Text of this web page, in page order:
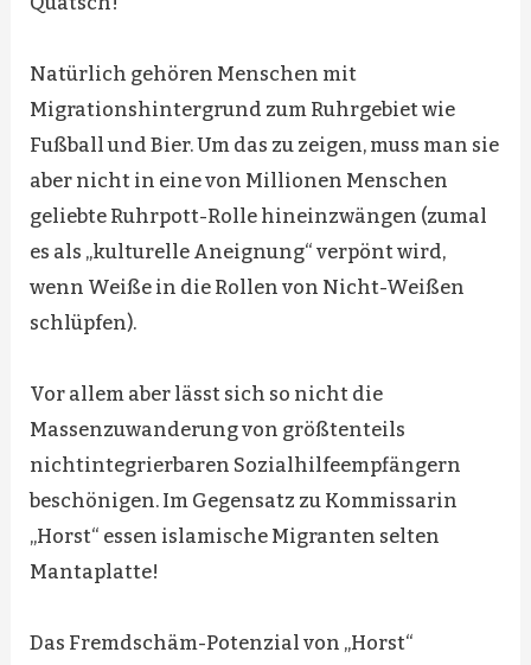
Natürlich gehören Menschen mit
Migrationshintergrund zum Ruhrgebiet wie
Fußball und Bier. Um das zu zeigen, muss man sie
aber nicht in eine von Millionen Menschen
geliebte Ruhrpott-Rolle hineinzwängen (zumal
es als „kulturelle Aneignung“ verpönt wird,
wenn Weiße in die Rollen von Nicht-Weißen
schlüpfen).
Vor allem aber lässt sich so nicht die
Massenzuwanderung von größtenteils
nichtintegrierbaren Sozialhilfeempfängern
beschönigen. Im Gegensatz zu Kommissarin
„Horst“ essen islamische Migranten selten
Mantaplatte!
Das Fremdschäm-Potenzial von „Horst“